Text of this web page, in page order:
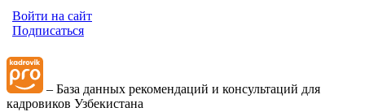
Войти на сайт
Подписаться
– База данных рекомендаций и консультаций для
кадровиков Узбекистана